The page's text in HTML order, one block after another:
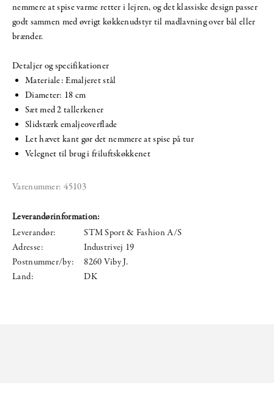
nemmere at spise varme retter i lejren, og det klassiske design passer
godt sammen med øvrigt køkkenudstyr til madlavning over bål eller
brænder.
Detaljer og specifikationer
Materiale: Emaljeret stål
Diameter: 18 cm
Sæt med 2 tallerkener
Slidstærk emaljeoverflade
Let hævet kant gør det nemmere at spise på tur
Velegnet til brug i friluftskøkkenet
Varenummer: 45103
Leverandørinformation:
Leverandør:
STM Sport & Fashion A/S
Adresse:
Industrivej 19
Postnummer/by:
8260 Viby J.
Land:
DK